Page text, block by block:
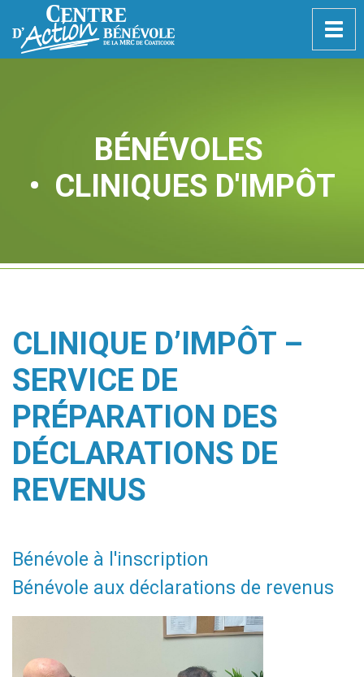
BÉNÉVOLES
• CLINIQUES D'IMPÔT
CLINIQUE D’IMPÔT –
SERVICE DE
PRÉPARATION DES
DÉCLARATIONS DE
REVENUS
Bénévole à l'inscription
Bénévole aux déclarations de revenus